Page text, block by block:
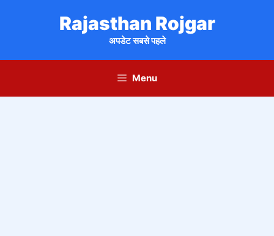
Rajasthan Rojgar
अपडेट सबसे पहले
Menu